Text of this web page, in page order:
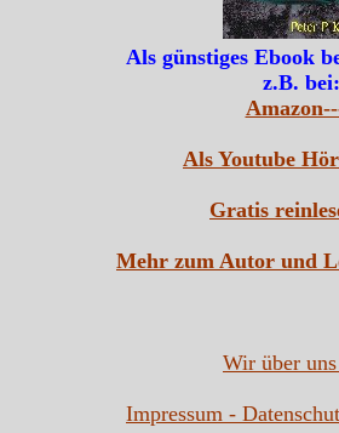
Als günstiges Ebook
z.B. bei:
Als Youtube
Gratis
Mehr zum Autor und
Wir über
Impressum -